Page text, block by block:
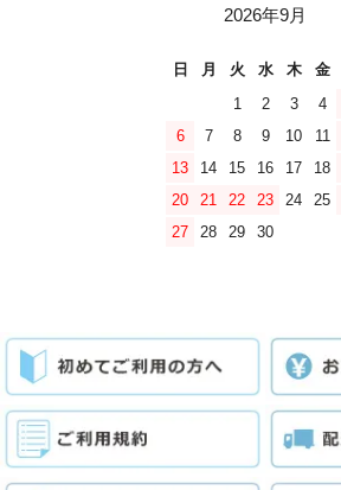
2026年9月
日 月 火 水 木 金
1
2 3 4
6
7 8 9 10 11
13
14 15 16 17 18
20
21 22 23 24 25
27
28 29 30